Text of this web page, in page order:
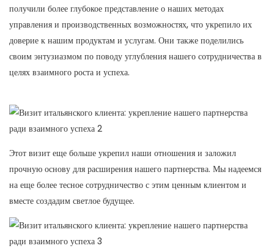
получили более глубокое представление о наших методах
управления и производственных возможностях, что укрепило их
доверие к нашим продуктам и услугам. Они также поделились
своим энтузиазмом по поводу углубления нашего сотрудничества в
целях взаимного роста и успеха.
Этот визит еще больше укрепил наши отношения и заложил
прочную основу для расширения нашего партнерства. Мы надеемся
на еще более тесное сотрудничество с этим ценным клиентом и
вместе создадим светлое будущее.